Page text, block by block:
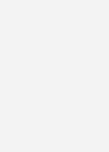
dieser
gestiegen,
der
Investitionswelle
Pandemie
nicht nur
auch als